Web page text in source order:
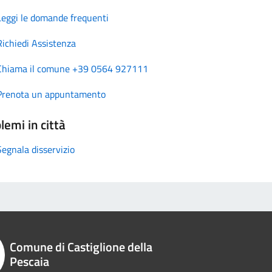
le domande frequenti
Assistenza
il comune +39 0564 927111
un appuntamento
in città
disservizio
Comune di Castiglione della
Pescaia